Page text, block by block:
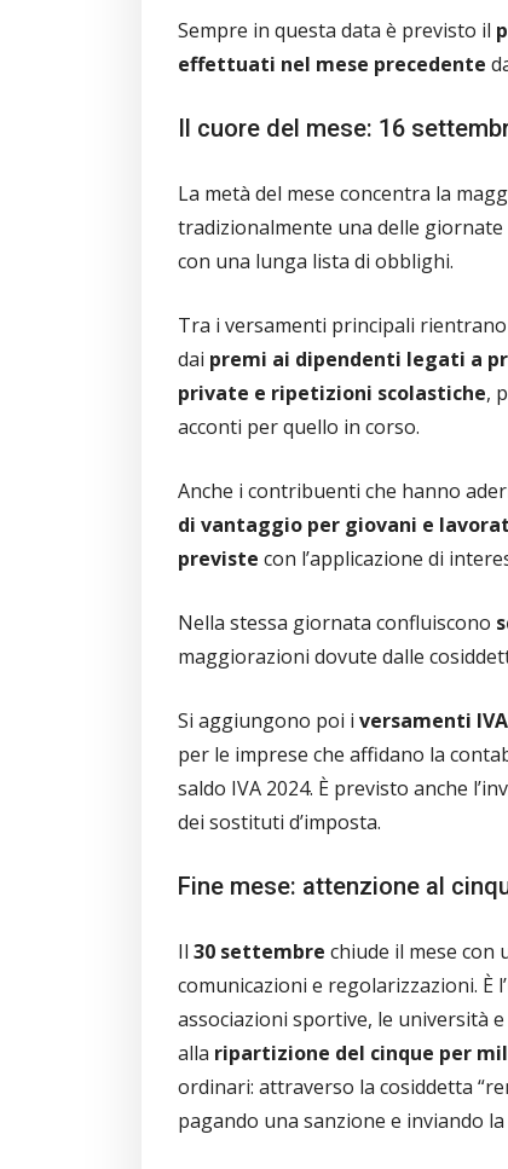
Sempre in questa data è previsto il
effettuati nel mese precedente
Il cuore del mese: 16
La metà del mese concentra la
tradizionalmente una delle
con una lunga lista di obblighi.
Tra i versamenti principali
dai premi ai dipendenti legati a
private e ripetizioni scolastiche,
acconti per quello in corso.
Anche i contribuenti che hanno
di vantaggio per giovani e
previste con l’applicazione di
Nella stessa giornata confluiscono
maggiorazioni dovute dalle
Si aggiungono poi i versamenti IVA
per le imprese che affidano la
saldo IVA 2024. È previsto anche
dei sostituti d’imposta.
Fine mese: attenzione al
Il 30 settembre chiude il mese con
comunicazioni e regolarizzazioni.
associazioni sportive, le università
alla ripartizione del cinque per
ordinari: attraverso la cosiddetta
pagando una sanzione e inviando